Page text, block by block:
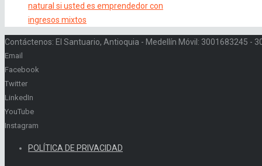
natural si usted es emprendedor con
ingresos mixtos
Contáctenos: El Santuario, Antioquia - Medellín Móvil: 3001683245 -
Email
Facebook
Twitter
LinkedIn
YouTube
Instagram
POLÍTICA DE PRIVACIDAD